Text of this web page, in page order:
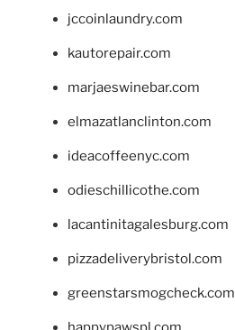
jccoinlaundry.com
kautorepair.com
marjaeswinebar.com
elmazatlanclinton.com
ideacoffeenyc.com
odieschillicothe.com
lacantinitagalesburg.com
pizzadeliverybristol.com
greenstarsmogcheck.com